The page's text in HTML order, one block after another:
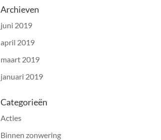
Archieven
juni 2019
april 2019
maart 2019
januari 2019
Categorieën
Acties
Binnen zonwering